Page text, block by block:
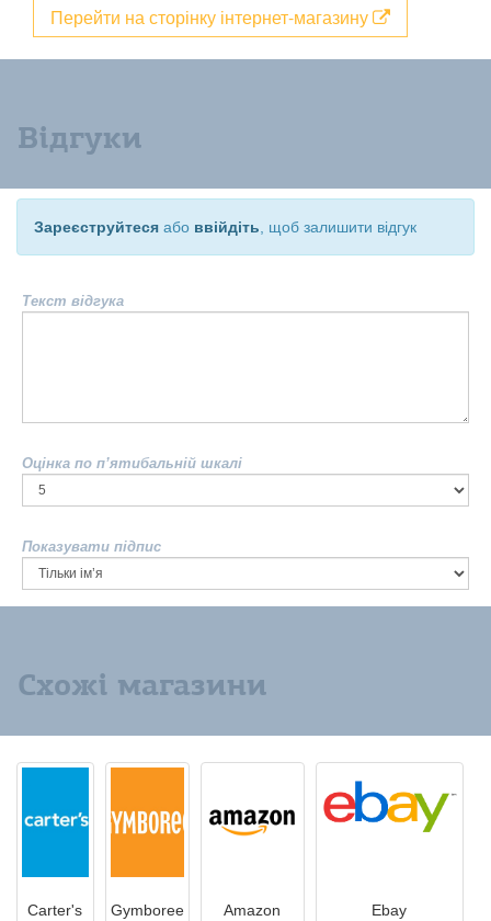
Перейти на сторінку інтернет-магазину
Відгуки
Зареєструйтеся або ввійдіть , щоб залишити відгук
Текст відгука
Оцінка по п’ятибальній шкалі
Показувати підпис
Схожі магазини
Carter's Gymboree Amazon Ebay